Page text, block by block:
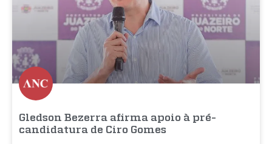
Gledson Bezerra afirma apoio à pré-
candidatura de Ciro Gomes